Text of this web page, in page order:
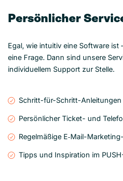
Persönlicher
Egal, wie intuitiv eine Software ist
eine Frage. Dann sind unsere
individuellem Support zur Stelle.
Schritt-für-Schritt-Anleitungen
Persönlicher Ticket- und
Regelmäßige E‑Mail-
Tipps und Inspiration im